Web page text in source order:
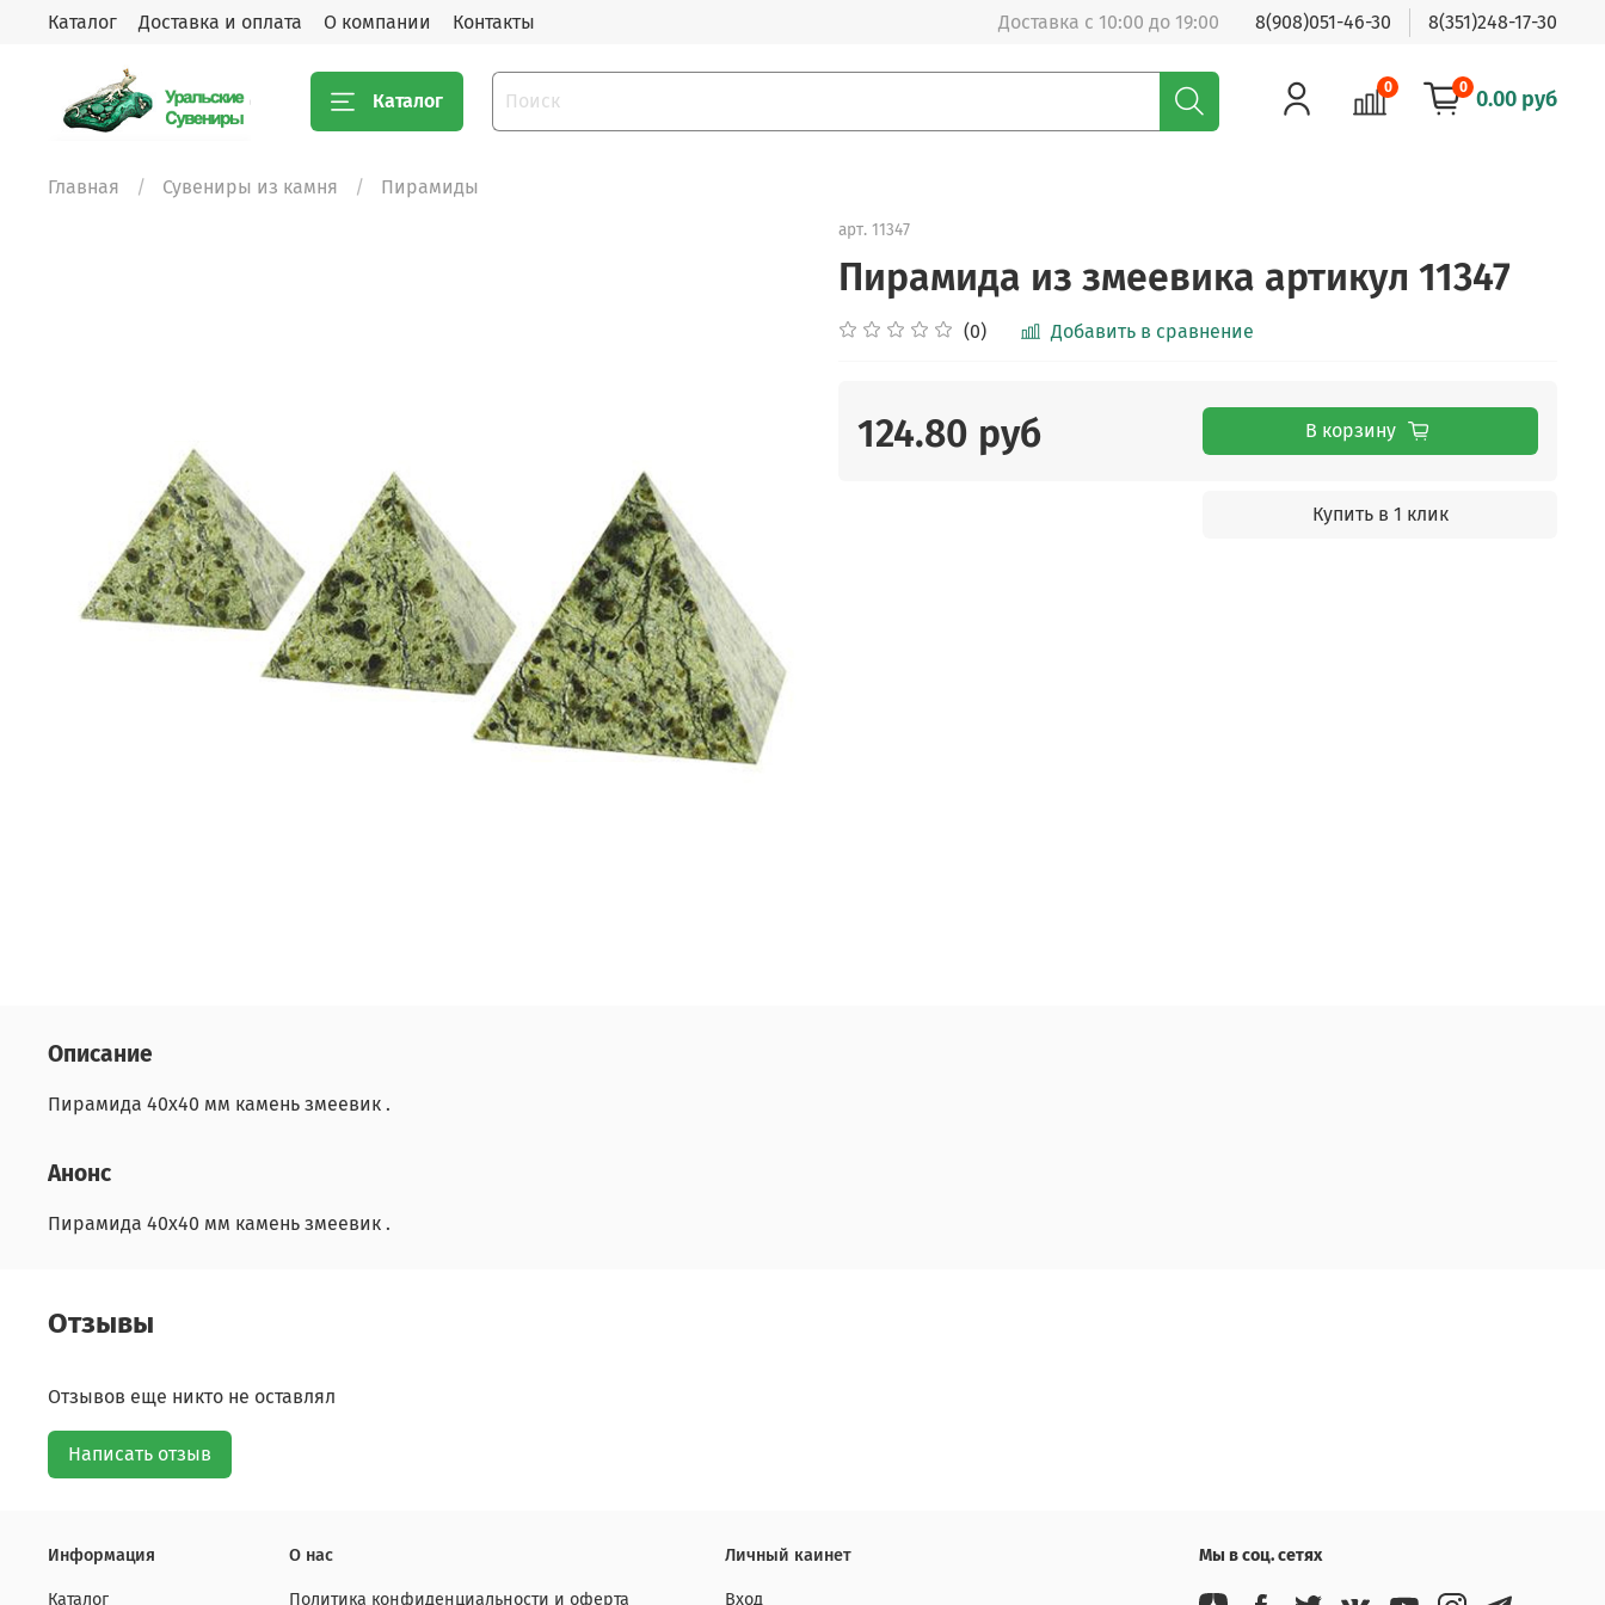
Каталог Доставка и оплата О компании Контакты Доставка с 10:00 до 19:00 8(908)051-46-30 8(351)248-17-30
Каталог
0 0 0.00 руб
Главная Сувениры из камня Пирамиды
арт. 11347
Пирамида из змеевика артикул 11347
(0) Добавить в сравнение
124.80 руб В корзину
Купить в 1 клик
Описание
Пирамида 40х40 мм камень змеевик .
Анонс
Пирамида 40х40 мм камень змеевик .
Отзывы
Отзывов еще никто не оставлял
Написать отзыв
Информация
Каталог
О нас
Политика конфиденциальности и оферта
Личный каинет
Вход
Мы в соц. сетях